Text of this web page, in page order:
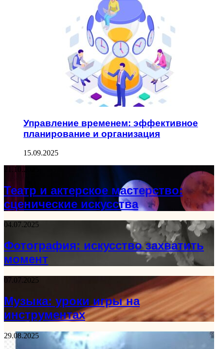
Управление временем: эффективное
планирование и организация
15.09.2025
21.10.2025
Театр и актерское мастерство:
сценические искусства
04.07.2025
Фотография: искусство захватить
момент
07.07.2025
Музыка: уроки игры на
инструментах
29.08.2025